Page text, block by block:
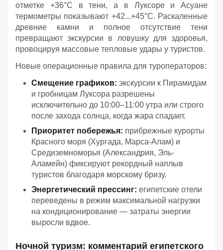
отметке +36°C в тени, а в Луксоре и Асуане
термометры показывают +42...+45°C. Раскаленные
древние камни и полное отсутствие тени
превращают экскурсии в ловушку для здоровья,
провоцируя массовые тепловые удары у туристов.
Новые операционные правила для туроператоров:
Смещение графиков: экскурсии к Пирамидам
и гробницам Луксора разрешены
исключительно до 10:00–11:00 утра или строго
после захода солнца, когда жара спадает.
Приоритет побережья: прибрежные курорты
Красного моря (Хургада, Марса-Алам) и
Средиземноморья (Александрия, Эль-
Аламейн) фиксируют рекордный наплыв
туристов благодаря морскому бризу.
Энергетический прессинг: египетские отели
переведены в режим максимальной нагрузки
на кондиционирование — затраты энергии
выросли вдвое.
Ночной туризм: комментарий египетского